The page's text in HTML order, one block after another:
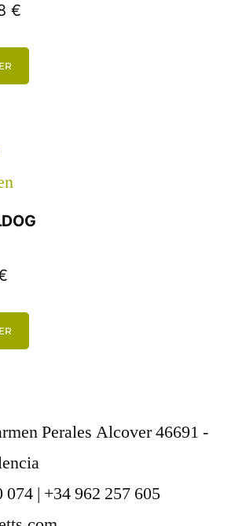
€
Perales Alcover 46691 -
074 | +34 962 257 605